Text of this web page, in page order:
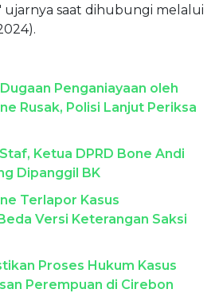
ujarnya saat dihubungi melalui
Penganiayaan oleh
Rusak, Polisi Lanjut Periksa
Ketua DPRD Bone Andi
Dipanggil BK
Terlapor Kasus
Versi Keterangan Saksi
Proses Hukum Kasus
Perempuan di Cirebon